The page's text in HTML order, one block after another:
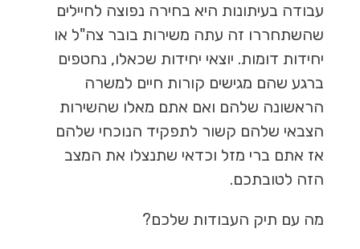
עבודה בעיתונות היא בחירה נפוצה לחיילים
שהשתחררו זה עתה משירות בובר צה"ל או
יחידות דומות. יוצאי יחידות שכאלו, נחטפים
ברגע שהם מגישים קורות חיים למשרה
הראשונה שלהם ואם אתם מאלו שהשירות
הצבאי שלהם קשור לתפקיד הנוכחי שלהם
אז אתם ברי מזל וכדאי שתנצלו את המצב
הזה לטובתכם.
מה עם תיק העבודות שלכם?